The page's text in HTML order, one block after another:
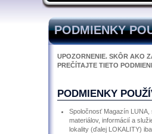
PODMIENKY
UPOZORNENIE. SKÔR AKO
PREČÍTAJTE TIETO
PODMIENKY
Spoločnosť Magazín LUNA,
materiálov, informácií a
lokality (ďalej LOKALITY)